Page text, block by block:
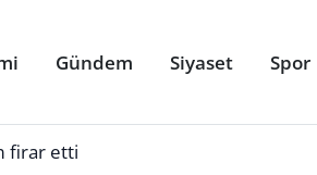
Gündem Siyaset Spor
firar etti